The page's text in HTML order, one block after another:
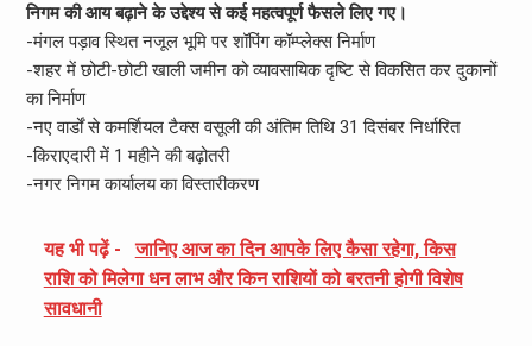
निगम की आय बढ़ाने के उद्देश्य से कई महत्वपूर्ण फैसले लिए गए।
-मंगल पड़ाव स्थित नजूल भूमि पर शॉपिंग कॉम्प्लेक्स निर्माण
-शहर में छोटी-छोटी खाली जमीन को व्यावसायिक दृष्टि से विकसित कर दुकानों
का निर्माण
-नए वार्डों से कमर्शियल टैक्स वसूली की अंतिम तिथि 31 दिसंबर निर्धारित
-किराएदारी में 1 महीने की बढ़ोतरी
-नगर निगम कार्यालय का विस्तारीकरण
यह भी पढ़ें -
जानिए आज का दिन आपके लिए कैसा रहेगा, किस
राशि को मिलेगा धन लाभ और किन राशियों को बरतनी होगी विशेष
सावधानी